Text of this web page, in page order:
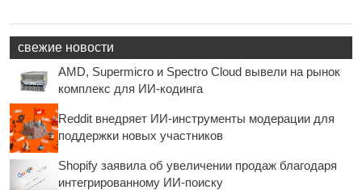
свежие новости
AMD, Supermicro и Spectro Cloud вывели на рынок
комплекс для ИИ-кодинга
Reddit внедряет ИИ-инструменты модерации для
поддержки новых участников
Shopify заявила об увеличении продаж благодаря
интегрированному ИИ-поиску